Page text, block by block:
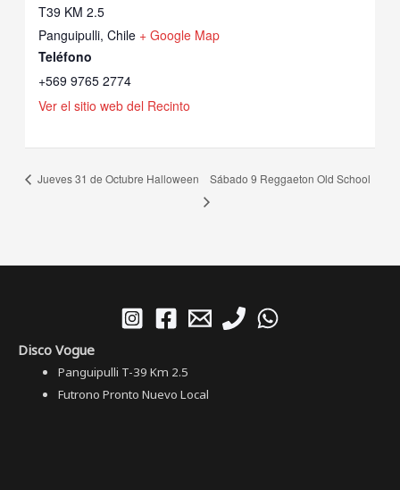
T39 KM 2.5
Panguipulli, Chile + Google Map
Teléfono
+569 9765 2774
Ver el sitio web del Recinto
Jueves 31 de Octubre Halloween Sábado 9 Reggaeton Old School
Disco Vogue
Panguipulli T-39 Km 2.5
Futrono Pronto Nuevo Local